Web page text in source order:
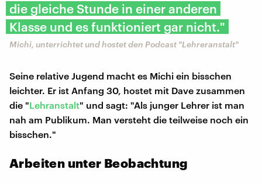
die gleiche Stunde in einer anderen
Klasse und es funktioniert gar nicht."
Michi, unterrichtet und hostet den Podcast "Lehreranstalt"
Seine relative Jugend macht es Michi ein bisschen
leichter. Er ist Anfang 30, hostet mit Dave zusammen
die "Lehranstalt" und sagt: "Als junger Lehrer ist man
nah am Publikum. Man versteht die teilweise noch ein
bisschen."
Arbeiten unter Beobachtung